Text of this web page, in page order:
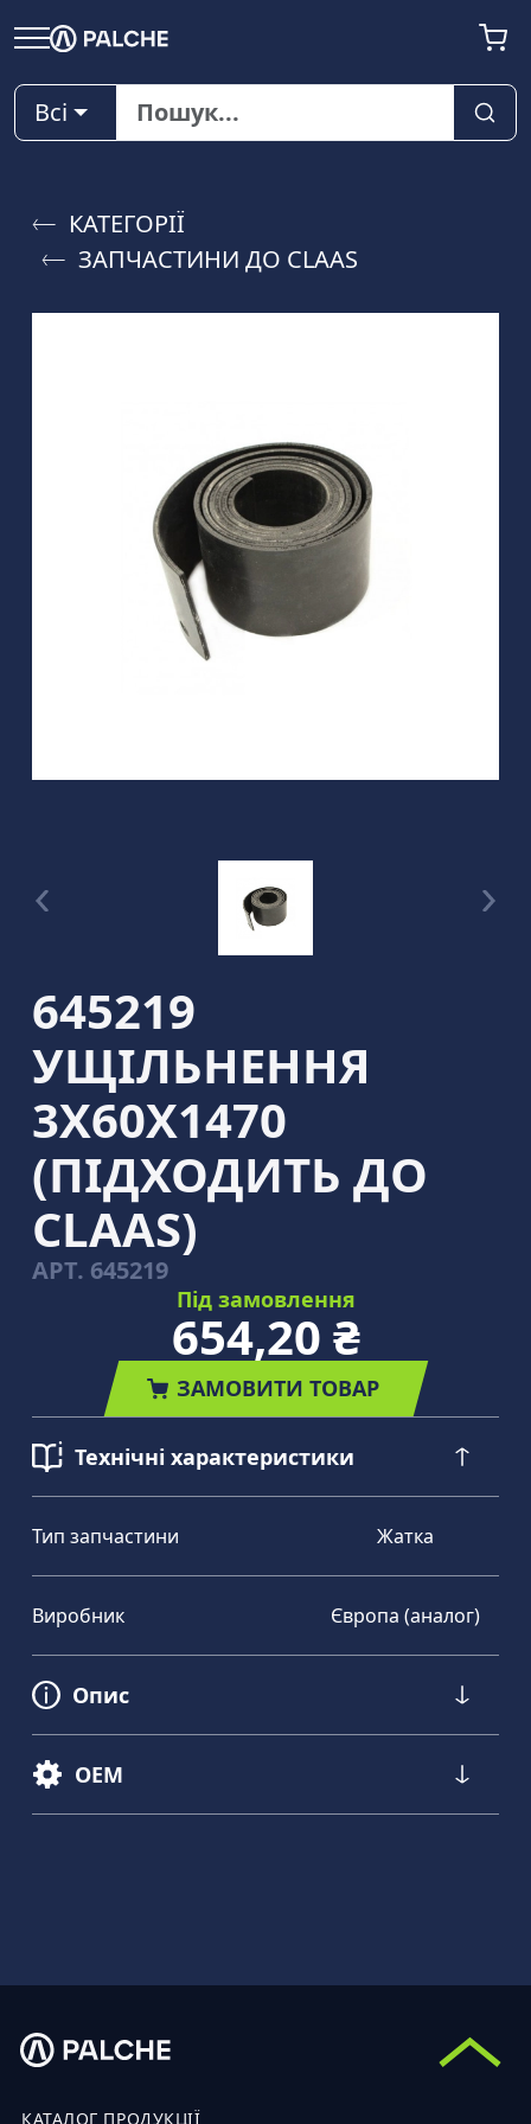
Всі
КАТЕГОРІЇ
ЗАПЧАСТИНИ ДО CLAAS
645219
УЩІЛЬНЕННЯ
3Х60Х1470
(ПІДХОДИТЬ ДО
CLAAS)
АРТ. 645219
Під замовлення
654,20 ₴
ЗАМОВИТИ ТОВАР
Технічні характеристики
Тип запчастини Жатка
Виробник Європа (аналог)
Опис
OEM
КАТАЛОГ ПРОДУКЦІЇ